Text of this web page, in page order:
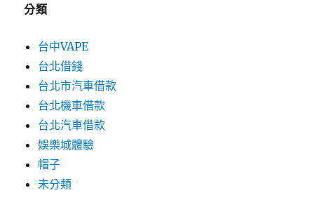
分類
台中VAPE
台北借錢
台北市汽車借款
台北機車借款
台北汽車借款
娛樂城體驗
帽子
未分類